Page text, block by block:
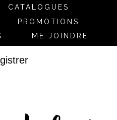
CATALOGUES
PROMOTIONS
ME JOINDRE